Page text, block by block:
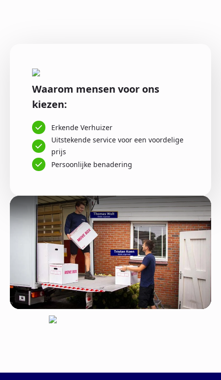
Waarom mensen voor ons
kiezen:
Erkende Verhuizer
Uitstekende service voor een voordelige
prijs
Persoonlijke benadering